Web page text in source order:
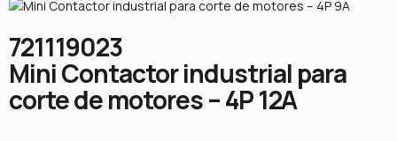
721119023
Mini Contactor industrial para
corte de motores – 4P 12A